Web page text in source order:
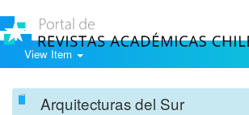
View Item
Arquitecturas del Sur